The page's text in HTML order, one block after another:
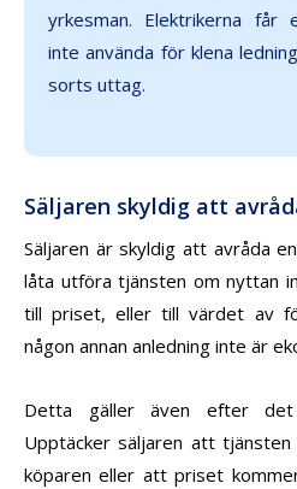
yrkesman. Elektrikerna får
inte använda för klena
sorts uttag.
Säljaren skyldig att
Säljaren är skyldig att avråda
låta utföra tjänsten om nyttan
till priset, eller till värdet av
någon annan anledning inte är
Detta gäller även efter
Upptäcker säljaren att
köparen eller att priset